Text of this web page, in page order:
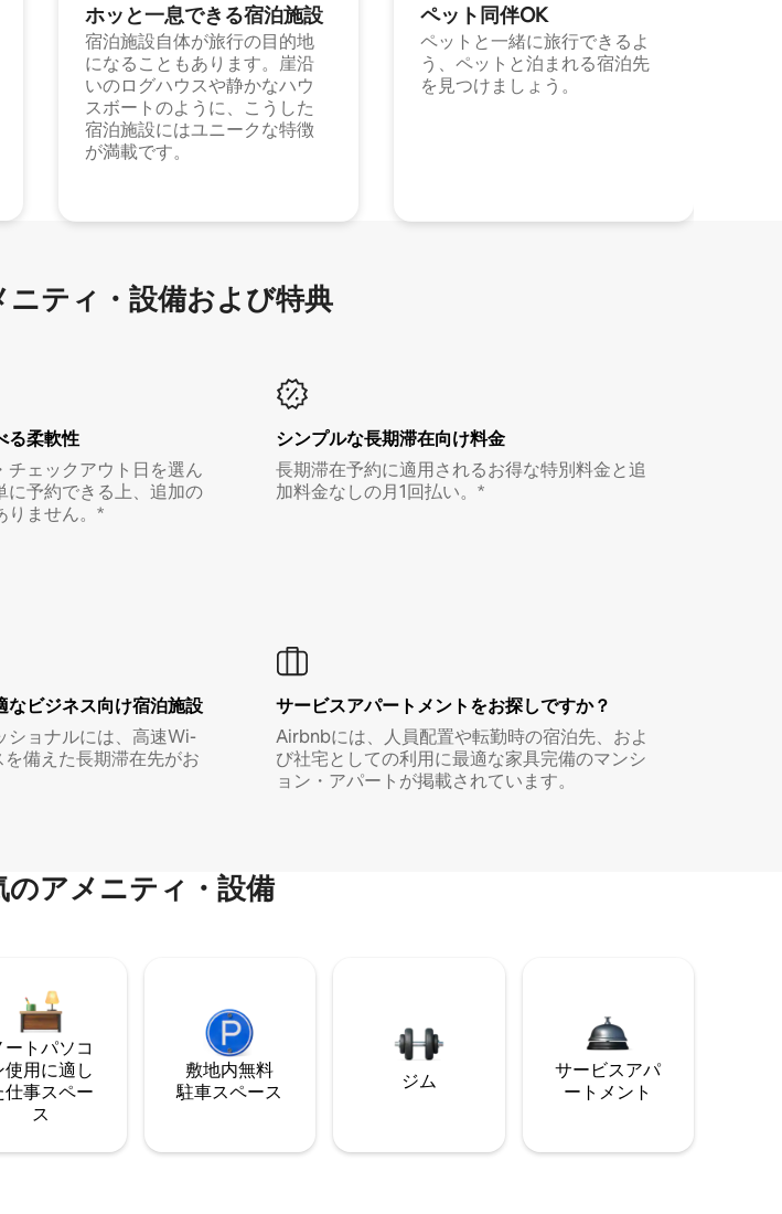
ホッと一⁠息⁠で⁠き⁠る宿⁠泊施⁠設
宿泊施設自体が旅行の目的地
になることもあります。崖沿
いのログハウスや静かなハウ
スボートのように、こうした
宿泊施設にはユニークな特徴
が満載です。
ペット同⁠伴OK
ペットと一緒に旅行できるよ
う、ペットと泊まれる宿泊先
を見つけましょう。
テ⁠ィ⁠・設⁠備⁠および特⁠典
る柔軟性
チェックアウト日を選ん
に予約できる上、追加の
りません。*
シンプルな長期滞在向け料金
長期滞在予約に適用されるお得な特別料金と追
加料金なしの月1回払い。*
なビ⁠ジ⁠ネ⁠ス⁠向⁠け宿⁠泊⁠施⁠設
ショナルには、高速Wi-
備えた長期滞在先がお
サービスアパートメントをお探しですか？
Airbnbには、人員配置や転勤時の宿泊先、およ
び社宅としての利用に最適な家具完備のマンシ
ョン・アパートが掲載されています。
のアメニティ・設備
ートパソコ
使用に適し
仕事スペー
ス
敷地内無料
駐⁠車ス⁠ペ⁠ー⁠ス
ジム
サービスアパ
ートメント